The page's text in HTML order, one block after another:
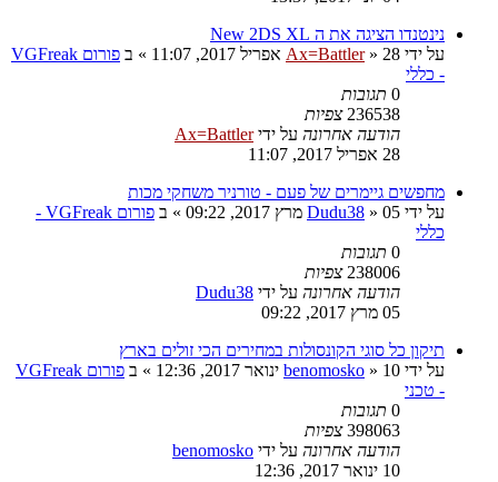
נינטנדו הציגה את ה New 2DS XL
על ידי
Ax=Battler» 28 אפריל 2017, 11:07 » ב
פורום VGFreak
- כללי
0 תגובות
236538 צפיות
הודעה אחרונה על ידיAx=Battler
28 אפריל 2017, 11:07
מחפשים גיימרים של פעם - טורניר משחקי מכות
על ידי
Dudu38 » 05 מרץ 2017, 09:22 » ב
פורום VGFreak -
כללי
0 תגובות
238006 צפיות
הודעה אחרונה על ידי Dudu38
05 מרץ 2017, 09:22
תיקון כל סוגי הקונסולות במחירים הכי זולים בארץ
על ידי
benomosko » 10 ינואר 2017, 12:36 » ב
פורום VGFreak
- טכני
0 תגובות
398063 צפיות
הודעה אחרונה על ידי benomosko
10 ינואר 2017, 12:36